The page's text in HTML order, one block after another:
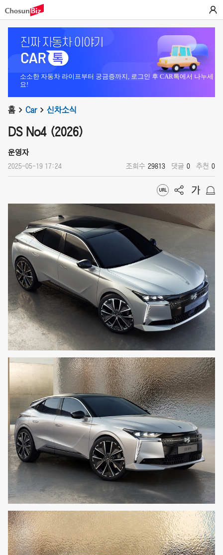
소소한 자동차 라이프부터 궁금증까지, 로그인 후 CAR톡에서 나누세
요!
홈 Car 신차소식
DS No4 (2026)
운영자
2025-05-19 17:24 조회수 29813 댓글 0 추천 0